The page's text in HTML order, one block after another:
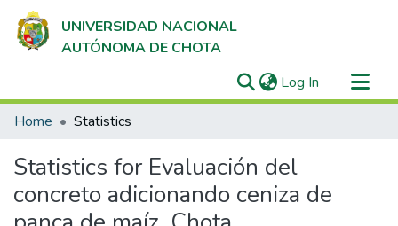
UNIVERSIDAD NACIONAL
AUTÓNOMA DE CHOTA
Log In (current)
Communities & Collections
Home Statistics
Statistics for Evaluación del
concreto adicionando ceniza de